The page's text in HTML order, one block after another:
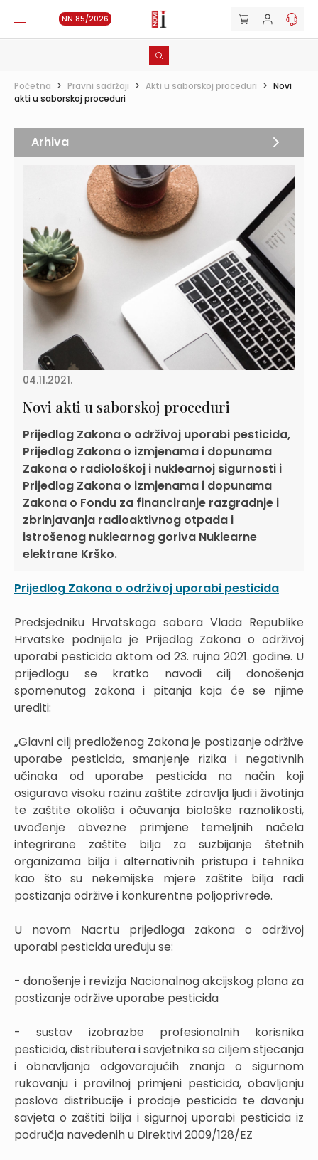
NN 85/2026
Početna > Pravni sadržaji > Akti u saborskoj proceduri > Novi
akti u saborskoj proceduri
04.11.2021.
Novi akti u saborskoj proceduri
Prijedlog Zakona o održivoj uporabi pesticida,
Prijedlog Zakona o izmjenama i dopunama
Zakona o radiološkoj i nuklearnoj sigurnosti i
Prijedlog Zakona o izmjenama i dopunama
Zakona o Fondu za financiranje razgradnje i
zbrinjavanja radioaktivnog otpada i
istrošenog nuklearnog goriva Nuklearne
elektrane Krško.
Prijedlog Zakona o održivoj uporabi pesticida
Predsjedniku Hrvatskoga sabora Vlada Republike
Hrvatske podnijela je Prijedlog Zakona o održivoj
uporabi pesticida aktom od 23. rujna 2021. godine. U
prijedlogu se kratko navodi cilj donošenja
spomenutog zakona i pitanja koja će se njime
urediti:
„Glavni cilj predloženog Zakona je postizanje održive
uporabe pesticida, smanjenje rizika i negativnih
učinaka od uporabe pesticida na način koji
osigurava visoku razinu zaštite zdravlja ljudi i životinja
te zaštite okoliša i očuvanja biološke raznolikosti,
uvođenje obvezne primjene temeljnih načela
integrirane zaštite bilja za suzbijanje štetnih
organizama bilja i alternativnih pristupa i tehnika
kao što su nekemijske mjere zaštite bilja radi
postizanja održive i konkurentne poljoprivrede.
U novom Nacrtu prijedloga zakona o održivoj
uporabi pesticida uređuju se:
- donošenje i revizija Nacionalnog akcijskog plana za
postizanje održive uporabe pesticida
- sustav izobrazbe profesionalnih korisnika
pesticida, distributera i savjetnika sa ciljem stjecanja
i obnavljanja odgovarajućih znanja o sigurnom
rukovanju i pravilnoj primjeni pesticida, obavljanju
poslova distribucije i prodaje pesticida te davanju
savjeta o zaštiti bilja i sigurnoj uporabi pesticida iz
područja navedenih u Direktivi 2009/128/EZ
Arhiva